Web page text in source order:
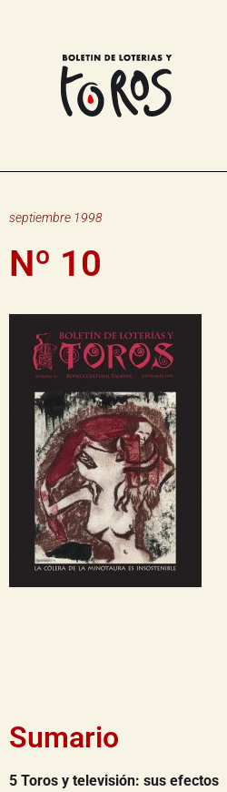
septiembre 1998
Nº 10
Sumario
5 Toros y televisión: sus efectos